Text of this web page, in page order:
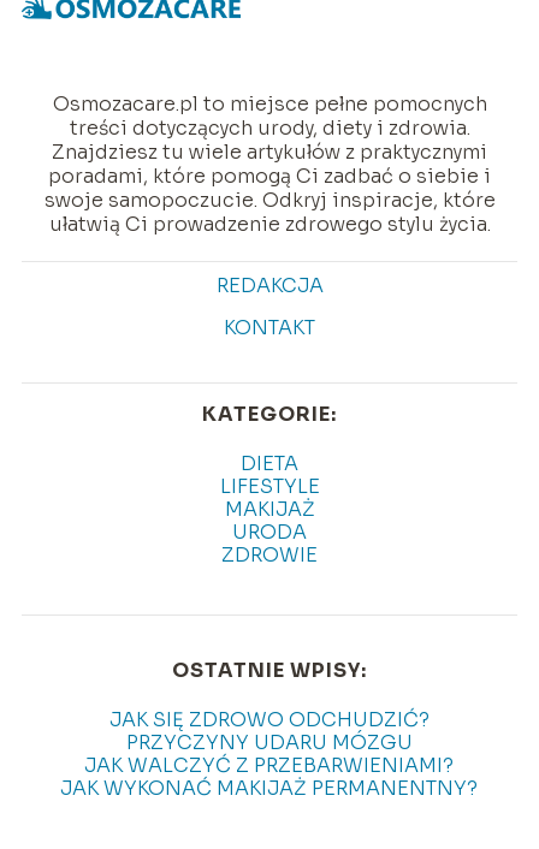
Osmozacare.pl to miejsce pełne pomocnych
treści dotyczących urody, diety i zdrowia.
Znajdziesz tu wiele artykułów z praktycznymi
poradami, które pomogą Ci zadbać o siebie i
swoje samopoczucie. Odkryj inspiracje, które
ułatwią Ci prowadzenie zdrowego stylu życia.
REDAKCJA
KONTAKT
KATEGORIE:
DIETA
LIFESTYLE
MAKIJAŻ
URODA
ZDROWIE
OSTATNIE WPISY:
JAK SIĘ ZDROWO ODCHUDZIĆ?
PRZYCZYNY UDARU MÓZGU
JAK WALCZYĆ Z PRZEBARWIENIAMI?
JAK WYKONAĆ MAKIJAŻ PERMANENTNY?